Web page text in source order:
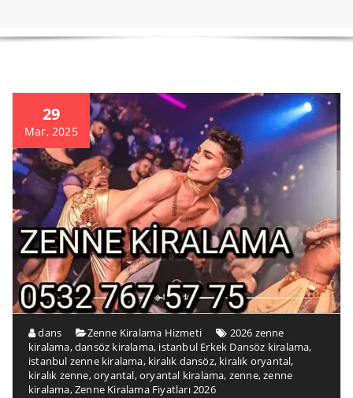
29
Mar, 2025
dans Zenne Kiralama Hizmeti
2026 zenne
kiralama,dansöz kiralama, istanbul Erkek Dansöz kiralama,
istanbul zenne kiralama, kiralık dansöz, kiralık oryantal,
kiralık zenne,oryantal,oryantal kiralama, zenne,zenne
kiralama,Zenne Kiralama Fiyatları 2026